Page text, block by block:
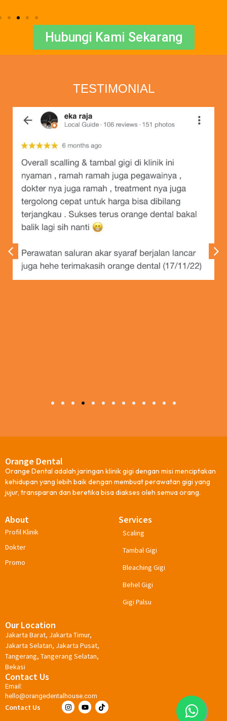
Hubungi Kami Sekarang
TESTIMONIAL
10 12 13
Orange Dental
Orange Dental adalah jaringan klinik gigi dengan misi menciptakan
kehidupan yang lebih baik dengan membuat perawatan gigi yang
jujur, transparan dan beretika bisa diakses oleh semua orang.
About
Profil Klinik
Dokter
Promo
Services
Scaling
Tambal Gigi
Bleaching Gigi
Behel Gigi
Gigi Palsu
Our Location
Jakarta Barat, Jakarta Timur,
Jakarta Selatan, Jakarta Pusat,
Tangerang, Tangerang Selatan,
Bekasi
Contact Us
Email:
hello@orangedentalhouse.com
Contact Us